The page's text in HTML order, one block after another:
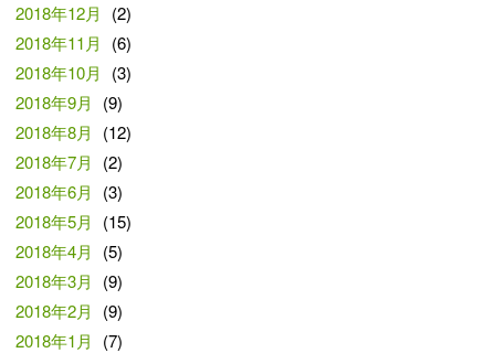
2018年12月
(2)
2018年11月
(6)
2018年10月
(3)
2018年9月
(9)
2018年8月
(12)
2018年7月
(2)
2018年6月
(3)
2018年5月
(15)
2018年4月
(5)
2018年3月
(9)
2018年2月
(9)
2018年1月
(7)